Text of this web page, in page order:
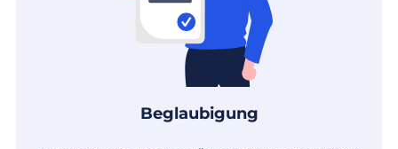
Beglaubigung